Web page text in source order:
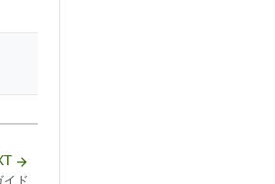
arrow_forward
ド